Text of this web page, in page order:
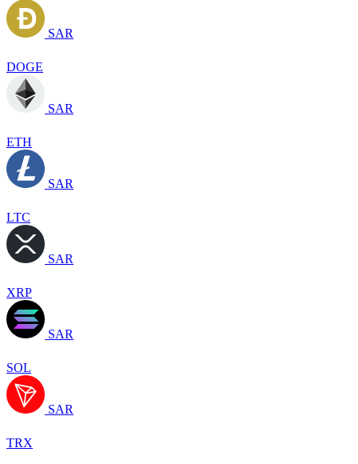
SAR
DOGE
SAR
ETH
SAR
LTC
SAR
XRP
SAR
SOL
SAR
TRX